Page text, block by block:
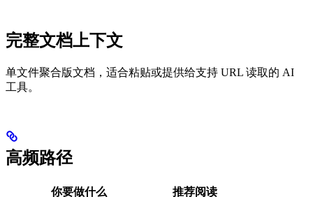
完整文档上下文
单文件聚合版文档，适合粘贴或提供给支持 URL 读取的 AI
工具。
高频路径
你要做什么
推荐阅读